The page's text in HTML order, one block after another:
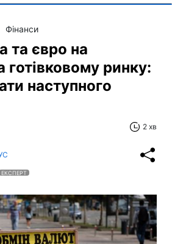
Фінанси
та євро на
готівковому ринку:
наступного
2 хв
ЕКСПЕРТ